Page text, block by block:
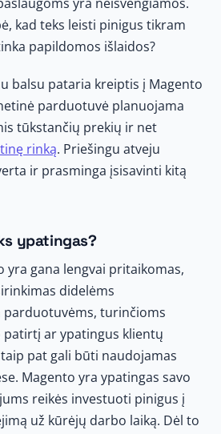
kad teks leisti pinigus tikram
papildomos išlaidos?
balsu pataria kreiptis į Magento
parduotuvė planuojama
tūkstančių prekių ir net
rinką. Priešingu atveju
ir prasminga įsisavinti kitą
ypatingas?
yra gana lengvai pritaikomas,
didelėms
turinčioms
ar ypatingus klientų
pat gali būti naudojamas
Magento yra ypatingas savo
reikės investuoti pinigus į
už kūrėjų darbo laiką. Dėl to